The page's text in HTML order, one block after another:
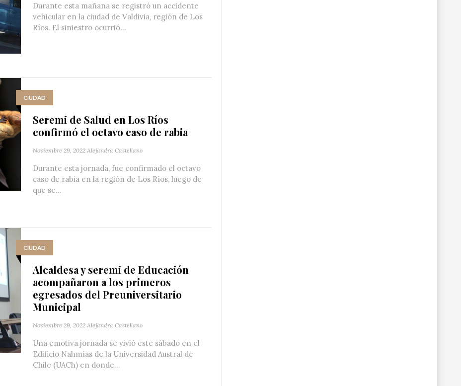
Durante esta mañana se registró un accidente
vehicular en la ciudad de Valdivia, región de Los
Ríos. El siniestro ocurrió...
CIUDAD
Seremi de Salud en Los Ríos
confirmó el octavo caso de rabia
Noviembre 29, 2022 Alejandra Castellano
Durante esta jornada, fue confirmado el octavo
caso de rabia en la región de Los Ríos, luego de
que se...
CIUDAD
Alcaldesa y seremi de Educación
acompañaron a los primeros
egresados del Preuniversitario
Municipal
Noviembre 29, 2022 Alejandra Castellano
Una emotiva jornada se vivió este sábado en el
Edificio Nahmías de la Universidad Austral de
Chile (UACh) en donde...